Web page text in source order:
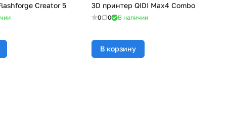
Creator 5 3D принтер QIDI Max4 Combo
0 0 В наличии
В корзину